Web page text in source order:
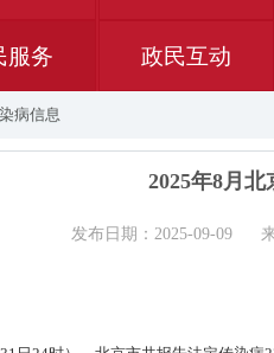
服务 政民互动
病信息
2025年8月
发布日期：2025-09-09